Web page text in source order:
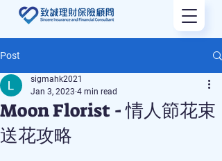
Post
Moon Florist - 情人節花束
送花攻略
sigmahk2021
Jan 3, 2023 4 min read